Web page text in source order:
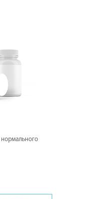
нормального